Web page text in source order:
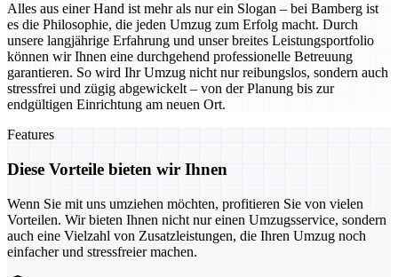
Alles aus einer Hand ist mehr als nur ein Slogan – bei Bamberg ist
es die Philosophie, die jeden Umzug zum Erfolg macht. Durch
unsere langjährige Erfahrung und unser breites Leistungsportfolio
können wir Ihnen eine durchgehend professionelle Betreuung
garantieren. So wird Ihr Umzug nicht nur reibungslos, sondern auch
stressfrei und zügig abgewickelt – von der Planung bis zur
endgültigen Einrichtung am neuen Ort.
Features
Diese Vorteile bieten wir Ihnen
Wenn Sie mit uns umziehen möchten, profitieren Sie von vielen
Vorteilen. Wir bieten Ihnen nicht nur einen Umzugsservice, sondern
auch eine Vielzahl von Zusatzleistungen, die Ihren Umzug noch
einfacher und stressfreier machen.